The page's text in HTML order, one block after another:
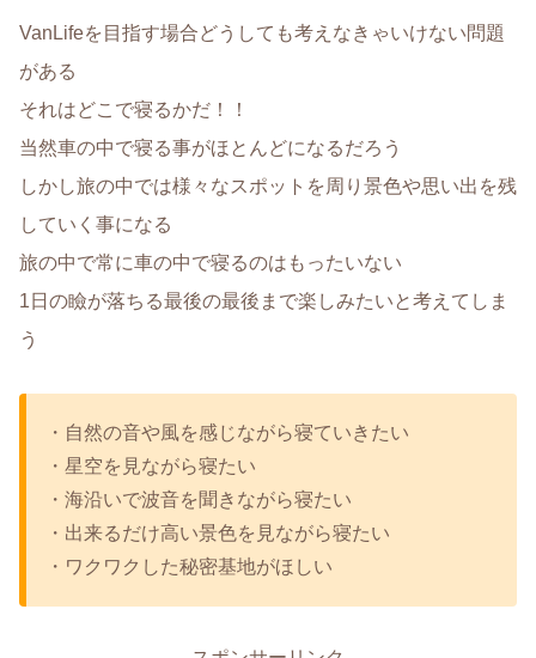
VanLifeを目指す場合どうしても考えなきゃいけない問題
がある
それはどこで寝るかだ！！
当然車の中で寝る事がほとんどになるだろう
しかし旅の中では様々なスポットを周り景色や思い出を残
していく事になる
旅の中で常に車の中で寝るのはもったいない
1日の瞼が落ちる最後の最後まで楽しみたいと考えてしま
う
・自然の音や風を感じながら寝ていきたい
・星空を見ながら寝たい
・海沿いで波音を聞きながら寝たい
・出来るだけ高い景色を見ながら寝たい
・ワクワクした秘密基地がほしい